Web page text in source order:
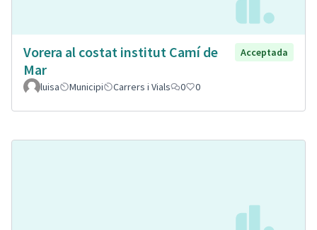
Vorera al costat institut Camí de
Mar
Acceptada
luisa Municipi Carrers i Vials 0 0